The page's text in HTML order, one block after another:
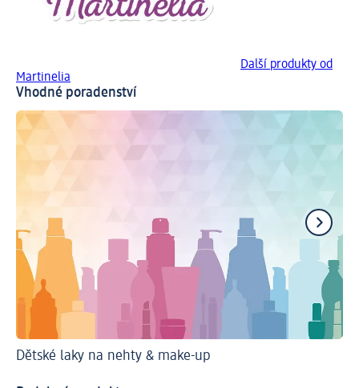
Další produkty od
Martinelia
Vhodné poradenství
Dětské laky na nehty & make-up